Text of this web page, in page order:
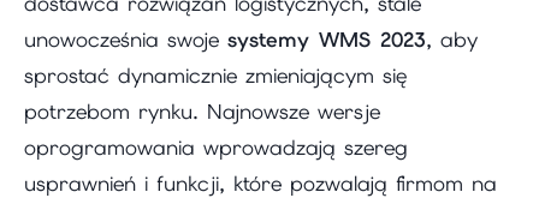
unowocześnia swoje systemy WMS 2023, aby
sprostać dynamicznie zmieniającym się
potrzebom rynku. Najnowsze wersje
oprogramowania wprowadzają szereg
usprawnień i funkcji, które pozwalają firmom na